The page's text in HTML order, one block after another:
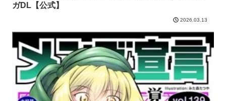
ガDL【公式】
2026.03.13